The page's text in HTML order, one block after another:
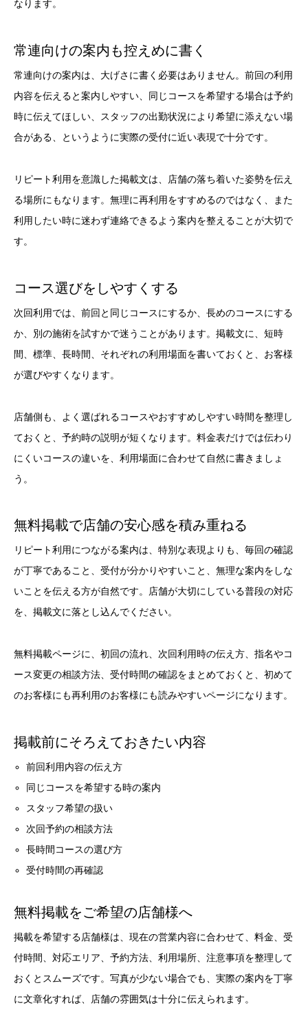
なります。
常連向けの案内も控えめに書く
常連向けの案内は、大げさに書く必要はありません。前回の利用
内容を伝えると案内しやすい、同じコースを希望する場合は予約
時に伝えてほしい、スタッフの出勤状況により希望に添えない場
合がある、というように実際の受付に近い表現で十分です。
リピート利用を意識した掲載文は、店舗の落ち着いた姿勢を伝え
る場所にもなります。無理に再利用をすすめるのではなく、また
利用したい時に迷わず連絡できるよう案内を整えることが大切で
す。
コース選びをしやすくする
次回利用では、前回と同じコースにするか、長めのコースにする
か、別の施術を試すかで迷うことがあります。掲載文に、短時
間、標準、長時間、それぞれの利用場面を書いておくと、お客様
が選びやすくなります。
店舗側も、よく選ばれるコースやおすすめしやすい時間を整理し
ておくと、予約時の説明が短くなります。料金表だけでは伝わり
にくいコースの違いを、利用場面に合わせて自然に書きましょ
う。
無料掲載で店舗の安心感を積み重ねる
リピート利用につながる案内は、特別な表現よりも、毎回の確認
が丁寧であること、受付が分かりやすいこと、無理な案内をしな
いことを伝える方が自然です。店舗が大切にしている普段の対応
を、掲載文に落とし込んでください。
無料掲載ページに、初回の流れ、次回利用時の伝え方、指名やコ
ース変更の相談方法、受付時間の確認をまとめておくと、初めて
のお客様にも再利用のお客様にも読みやすいページになります。
掲載前にそろえておきたい内容
前回利用内容の伝え方
同じコースを希望する時の案内
スタッフ希望の扱い
次回予約の相談方法
長時間コースの選び方
受付時間の再確認
無料掲載をご希望の店舗様へ
掲載を希望する店舗様は、現在の営業内容に合わせて、料金、受
付時間、対応エリア、予約方法、利用場所、注意事項を整理して
おくとスムーズです。写真が少ない場合でも、実際の案内を丁寧
に文章化すれば、店舗の雰囲気は十分に伝えられます。